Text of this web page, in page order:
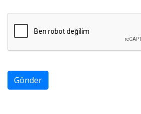
Gönder